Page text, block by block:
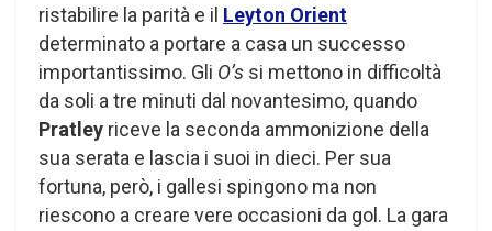
ristabilire la parità e il Leyton Orient
determinato a portare a casa un successo
importantissimo. Gli O’s si mettono in difficoltà
da soli a tre minuti dal novantesimo, quando
Pratley riceve la seconda ammonizione della
sua serata e lascia i suoi in dieci. Per sua
fortuna, però, i gallesi spingono ma non
riescono a creare vere occasioni da gol. La gara